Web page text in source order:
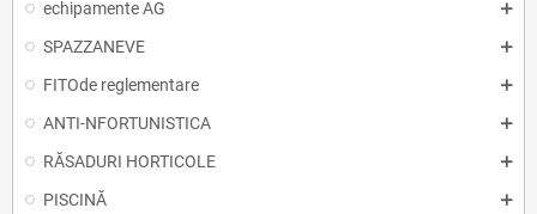
echipamente AG
SPAZZANEVE
FITOde reglementare
ANTI-NFORTUNISTICA
RĂSADURI HORTICOLE
PISCINĂ